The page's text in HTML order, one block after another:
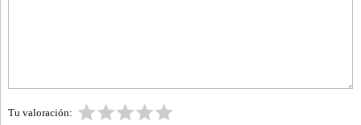
Tu valoración: